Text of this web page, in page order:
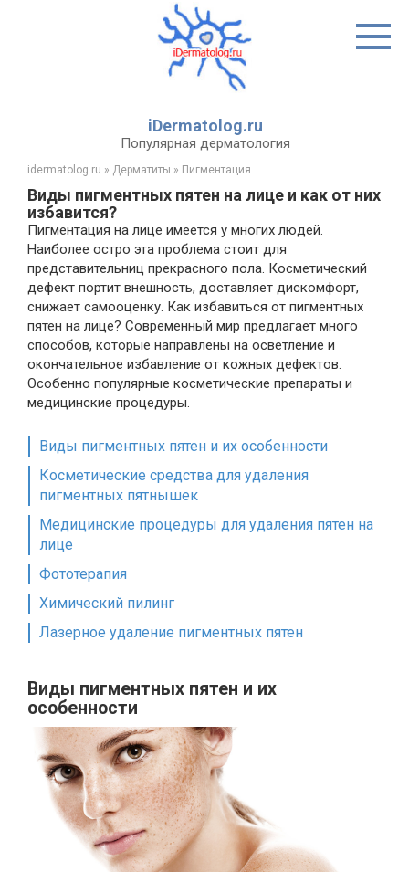
iDermatolog.ru
Популярная дерматология
idermatolog.ru » Дерматиты » Пигментация
Виды пигментных пятен на лице и как от них
избавится?
Пигментация на лице имеется у многих людей.
Наиболее остро эта проблема стоит для
представительниц прекрасного пола. Косметический
дефект портит внешность, доставляет дискомфорт,
снижает самооценку. Как избавиться от пигментных
пятен на лице? Современный мир предлагает много
способов, которые направлены на осветление и
окончательное избавление от кожных дефектов.
Особенно популярные косметические препараты и
медицинские процедуры.
Виды пигментных пятен и их особенности
Косметические средства для удаления
пигментных пятнышек
Медицинские процедуры для удаления пятен на
лице
Фототерапия
Химический пилинг
Лазерное удаление пигментных пятен
Виды пигментных пятен и их
особенности